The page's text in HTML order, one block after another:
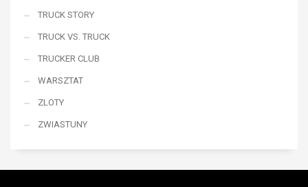
TRUCK STORY
TRUCK VS. TRUCK
TRUCKER CLUB
WARSZTAT
ZLOTY
ZWIASTUNY